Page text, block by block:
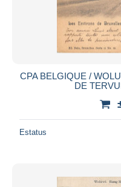
CPA BELGIQUE /
DE
Estatus